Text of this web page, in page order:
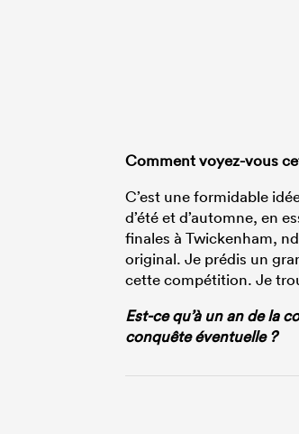
Comment voyez-vous
C’est une formidable
d’été et d’automne, en
finales à Twickenham,
original. Je prédis un
cette compétition. Je
Est-ce qu’à un an de la
conquête éventuelle ?